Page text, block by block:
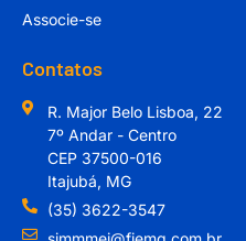
Associe-se
Contatos
R. Major Belo Lisboa, 22
7º Andar - Centro
CEP 37500-016
Itajubá, MG
(35) 3622-3547